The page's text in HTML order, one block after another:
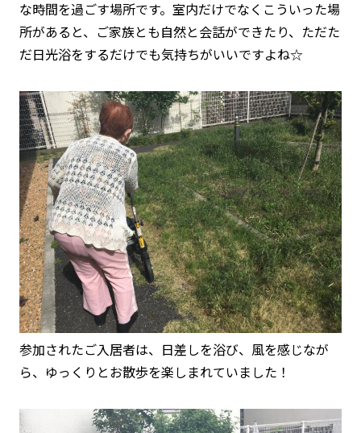
な時間を過ごす場所です。室内だけでなくこういった場
所があると、ご家族とも自然と会話ができたり、ただた
だ日光浴をするだけでも気持ちがいいですよね☆
参加されたご入居者は、日差しを浴び、風を感じなが
ら、ゆっくりとお散歩を楽しまれていました！